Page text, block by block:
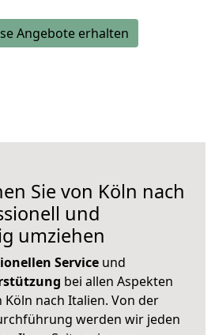
Angebote erhalten
Sie von Köln nach
und
umziehen
Service und
bei allen Aspekten
nach Italien. Von der
werden wir jeden